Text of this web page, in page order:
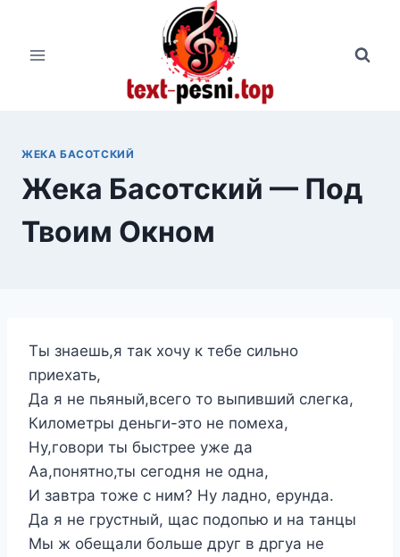
содержимому
ЖЕКА БАСОТСКИЙ
Жека Басотский — Под
Твоим Окном
Ты знаешь,я так хочу к тебе сильно
приехать,
Да я не пьяный,всего то выпивший слегка,
Километры деньги-это не помеха,
Ну,говори ты быстрее уже да
Аа,понятно,ты сегодня не одна,
И завтра тоже с ним? Ну ладно, ерунда.
Да я не грустный, щас подопью и на танцы
Мы ж обещали больше друг в дргуа не